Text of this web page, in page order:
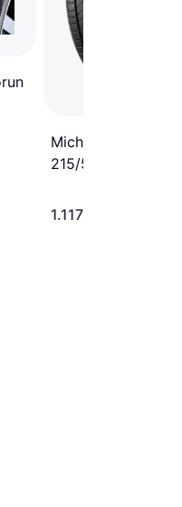
Michelin Primacy 4+
215/55 R16 97W
1.117 kr.